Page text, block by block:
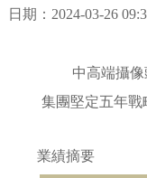
日期：2024-03-26
中高端攝
集團堅定五年
業績摘要